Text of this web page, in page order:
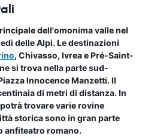
dell'omonima valle nel
delle Alpi. Le destinazioni
, Chivasso, Ivrea e Pré-Saint-
si trova nella parte sud-
Innocence Manzetti. Il
di metri di distanza. In
trovare varie rovine
storica sono in gran parte
anfiteatro romano.